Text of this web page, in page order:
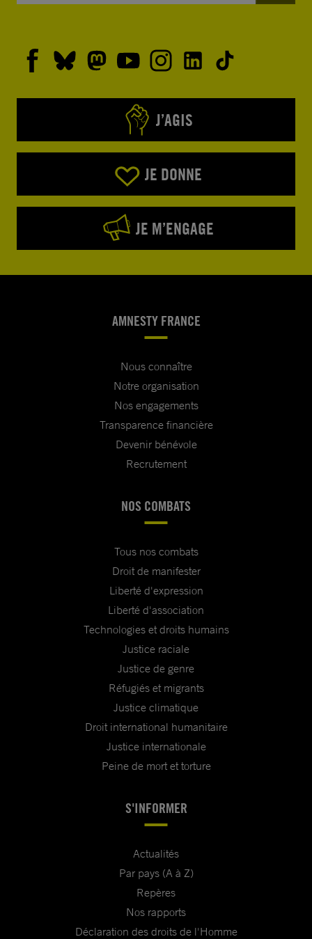
J’AGIS
JE DONNE
JE M’ENGAGE
AMNESTY FRANCE
Nous connaître
Notre organisation
Nos engagements
Transparence financière
Devenir bénévole
Recrutement
NOS COMBATS
Tous nos combats
Droit de manifester
Liberté d'expression
Liberté d'association
Technologies et droits humains
Justice raciale
Justice de genre
Réfugiés et migrants
Justice climatique
Droit international humanitaire
Justice internationale
Peine de mort et torture
S'INFORMER
Actualités
Par pays (A à Z)
Repères
Nos rapports
Déclaration des droits de l'Homme